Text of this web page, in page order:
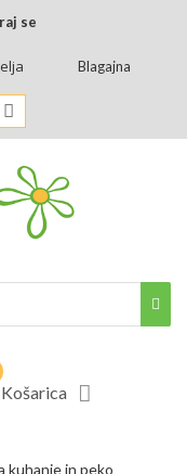
se
Blagajna
Košarica
kuhanje in peko